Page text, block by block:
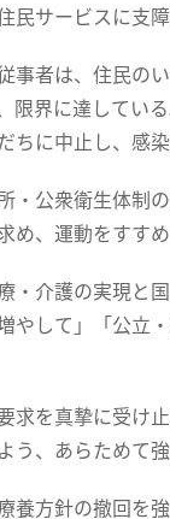
民サービスに支
事者は、住民の
限界に達してい
ちに中止し、感
・公衆衛生体制
め、運動をすすめ
・介護の実現と
やして」「公立
求を真摯に受け
う、あらためて強
養方針の撤回を